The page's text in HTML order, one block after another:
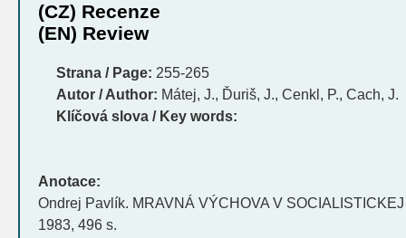
(CZ) Recenze
(EN) Review
Strana / Page: 255-265
Autor / Author: Mátej, J., Ďuriš, J., Cenkl, P., Cach, J.
Klíčová slova / Key words:
Anotace:
Ondrej Pavlík. MRAVNÁ VÝCHOVA V
1983, 496 s.